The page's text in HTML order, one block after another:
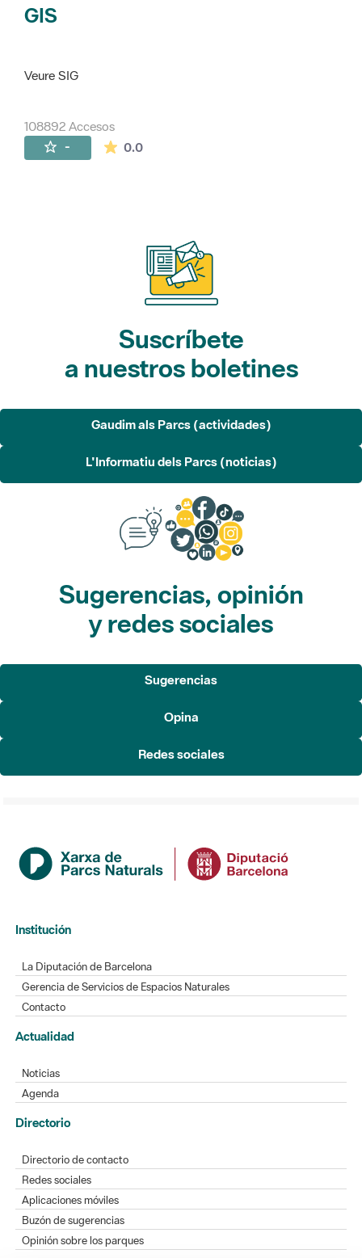
GIS
Veure SIG
108892 Accesos
- 0.0La valoración media es de 0 estrellas de
Suscríbete
a nuestros boletines
Gaudim als Parcs (actividades)
L'Informatiu dels Parcs (noticias)
Sugerencias, opinión
y redes sociales
Sugerencias
Opina
Redes sociales
Institución
La Diputación de Barcelona
Gerencia de Servicios de Espacios Naturales
Contacto
Actualidad
Noticias
Agenda
Directorio
Directorio de contacto
Redes sociales
Aplicaciones móviles
Buzón de sugerencias
Opinión sobre los parques